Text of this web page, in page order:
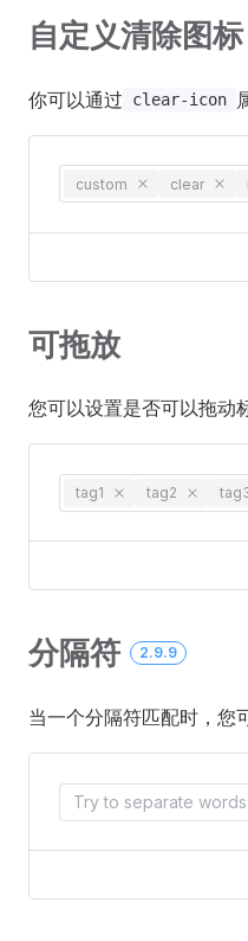
自定义清除图标
你可以通过 clear-icon
custom clear
可拖放
您可以设置是否可以拖动
tag1 tag2
分隔符 2.9.9
当一个分隔符匹配时，您